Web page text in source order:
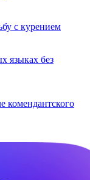
с курением
языках без
комендантского